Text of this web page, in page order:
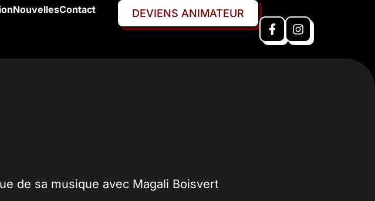
NouvellesContact DEVIENS ANIMATEUR
de sa musique avec Magali Boisvert